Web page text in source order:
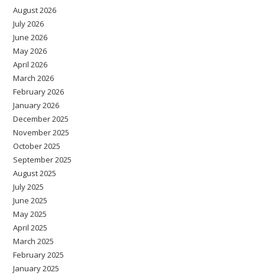
August 2026
July 2026
June 2026
May 2026
April 2026
March 2026
February 2026
January 2026
December 2025
November 2025
October 2025
September 2025
August 2025
July 2025
June 2025
May 2025
April 2025
March 2025
February 2025
January 2025